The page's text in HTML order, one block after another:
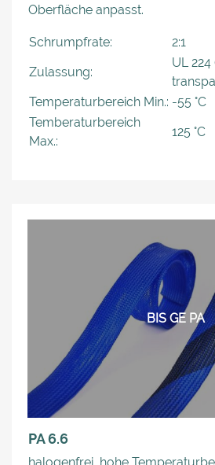
Oberfläche anpasst.
Schrumpfrate:
2:1
Zulassung:
UL
Temperaturbereich Min.: -55 °C
Temberaturbereich
Max.:
125 °C
BIS GE PA
PA 6.6